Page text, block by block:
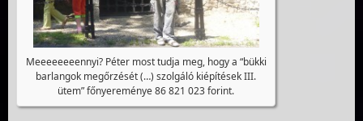
Meeeeeeeennyi? Péter most tudja meg, hogy a “bükki
barlangok megőrzését (…) szolgáló kiépítések III.
ütem” főnyereménye 86 821 023 forint.